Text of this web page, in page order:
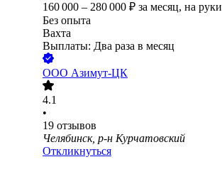
160 000 – 280 000 ₽ за месяц, на руки
Без опыта
Вахта
Выплаты: Два раза в месяц
ООО Азимут-ЦК
4.1
•
19 отзывов
Челябинск, р-н Курчатовский
Откликнуться